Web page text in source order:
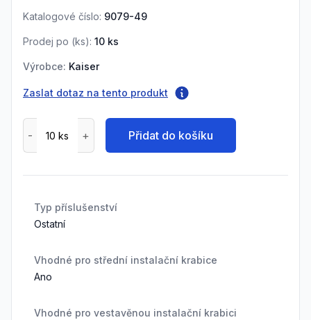
Katalogové číslo: 9079-49
Prodej po (ks): 10 ks
Výrobce: Kaiser
Zaslat dotaz na tento produkt
Přidat do košíku
Typ příslušenství
Ostatní
Vhodné pro střední instalační krabice
Ano
Vhodné pro vestavěnou instalační krabici